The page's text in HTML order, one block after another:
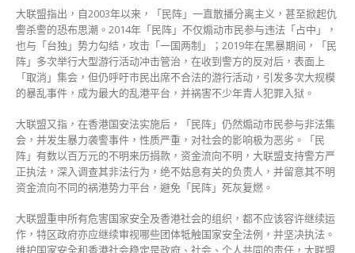
在
港
没
生
存
空
间〉
中
大联盟指出，自2003年以来，「民阵」一直散播分离主义，甚至掀起仇
警杀警的恐布思潮。2014年「民阵」不仅煽动巿民参与违法「占中」，
也与「台独」势力勾结，攻击「一国两制」；2019年在黑暴期间，「民
阵」多次举行大型游行活动冲击管治，在收到警方的反对后，表面上
「取消」集会，但仍呼吁市民出席不合法的游行活动，引发多次大规模
的暴乱事件，成为最大的乱港平台，并祸害不少年青人犯罪入狱。
大联盟又指，在香港国安法实施后，「民阵」仍然煽动巿民参与非法集
会，并发生暴力袭警事件，性质严重，对社会的影响极为恶劣。「民
阵」有数以百万元的不明来历捐款，资金流向不明，大联盟支持警方严
正执法，深入调查其非法行为，绝不姑息有关的负责人，并留意其不明
资金流向不同的祸港势力平台，避免「民阵」死灰复燃。
大联盟重申所有危害国家安全及香港社会的组织，都不应该容许继续运
作，特区政府亦应继续审视哪些团体牴触国家安全法例，并坚决执法。
维护国家安全和香港社会稳定是政府、社会、个人共同的责任，大联盟